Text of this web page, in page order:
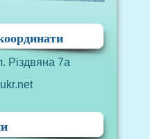
Різдвяна 7а